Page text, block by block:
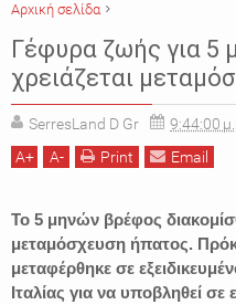
Αρχική σελίδα
ΕΘΝΙΚΟΣ ΟΡΓΑΝΙΣΜΟΣ
ΜΕΤΑΜΟΣΧΕΥΣΗ
Γέφυρα ζωής για 5
χρειάζεται
SerresLand D Gr
9:44:00
A+ A- Print Email
Το 5 μηνών βρέφος
μεταμόσχευση ήπατος.
μεταφέρθηκε σε
Ιταλίας για να υποβληθεί